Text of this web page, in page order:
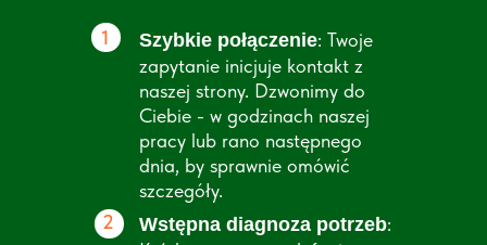
Szybkie połączenie: Twoje
zapytanie inicjuje kontakt z
naszej strony. Dzwonimy do
Ciebie - w godzinach naszej
pracy lub rano następnego
dnia, by sprawnie omówić
szczegóły.
Wstępna diagnoza potrzeb:
1
2